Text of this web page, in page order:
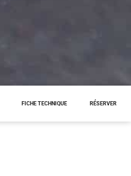
FICHE TECHNIQUE RÉSERVER